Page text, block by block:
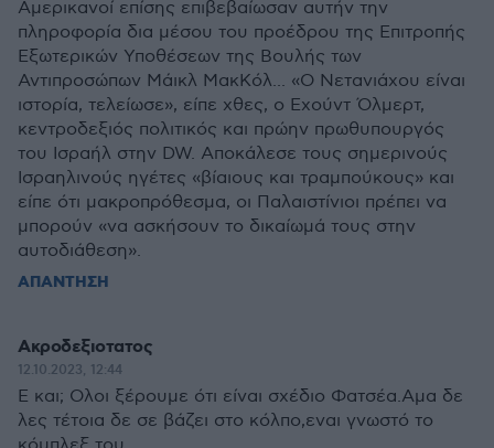
Αμερικανοί επίσης επιβεβαίωσαν αυτήν την
πληροφορία δια μέσου του προέδρου της Επιτροπής
Εξωτερικών Υποθέσεων της Βουλής των
Αντιπροσώπων Μάικλ ΜακΚόλ... «Ο Νετανιάχου είναι
ιστορία, τελείωσε», είπε χθες, ο Εχούντ Όλμερτ,
κεντροδεξιός πολιτικός και πρώην πρωθυπουργός
του Ισραήλ στην DW. Αποκάλεσε τους σημερινούς
Ισραηλινούς ηγέτες «βίαιους και τραμπούκους» και
είπε ότι μακροπρόθεσμα, οι Παλαιστίνιοι πρέπει να
μπορούν «να ασκήσουν το δικαίωμά τους στην
αυτοδιάθεση».
ΑΠΑΝΤΗΣΗ
Ακροδεξιοτατος
12.10.2023, 12:44
Ε και; Ολοι ξέρουμε ότι είναι σχέδιο Φατσέα.Αμα δε
λες τέτοια δε σε βάζει στο κόλπο,εναι γνωστό το